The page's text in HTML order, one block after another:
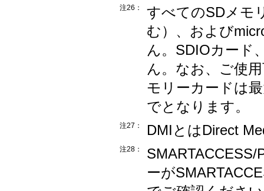
注26：
すべてのSDメモ
む）、および
ん。SDIOカード
ん。なお、ご使
モリーカードは
でとなります。
注27： DMIとはDirect
注28：
ーが